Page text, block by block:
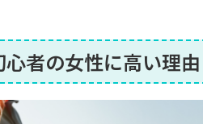
へ
者の女性に高い理由